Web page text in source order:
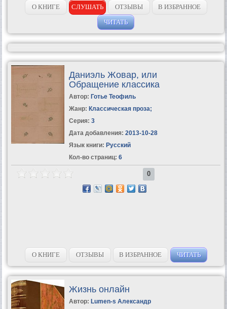
подросток, грустный...
О КНИГЕ СЛУШАТЬ ОТЗЫВЫ
В ИЗБРАННОЕ
ЧИТАТЬ
Даниэль Жовар, или
Обращение классика
Автор: Готье Теофиль
Жанр: Классическая проза;
Серия: 3
Дата добавления: 2013-10-28
Язык книги: Русский
Кол-во страниц: 6
0
О КНИГЕ ОТЗЫВЫ В ИЗБРАННОЕ ЧИТАТЬ
Жизнь онлайн
Автор: Lumen-s Александр